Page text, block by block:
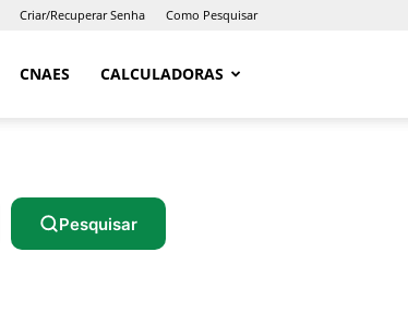
Criar/Recuperar Senha Como Pesquisar
CNAES CALCULADORAS
Pesquisar